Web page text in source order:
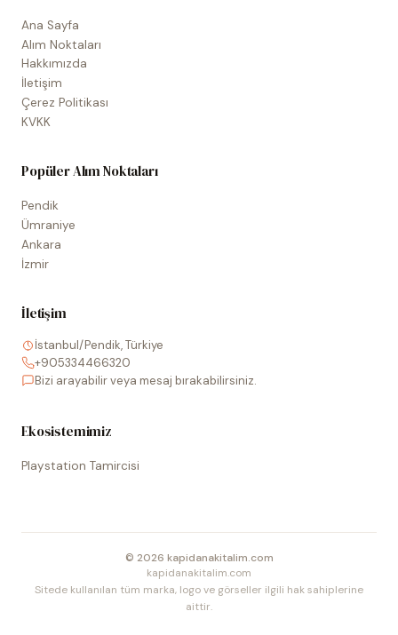
Ana Sayfa
Alım Noktaları
Hakkımızda
İletişim
Çerez Politikası
KVKK
Popüler Alım Noktaları
Pendik
Ümraniye
Ankara
İzmir
İletişim
İstanbul/Pendik, Türkiye
+905334466320
Bizi arayabilir veya mesaj bırakabilirsiniz.
Ekosistemimiz
Playstation Tamircisi
© 2026 kapidanakitalim.com
kapidanakitalim.com
Sitede kullanılan tüm marka, logo ve görseller ilgili hak sahiplerine
aittir.